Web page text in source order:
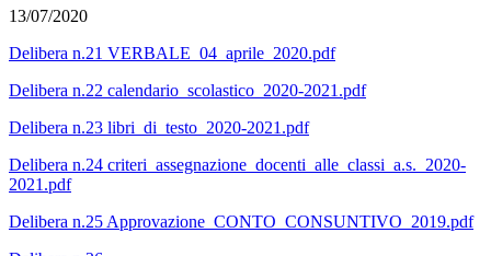
13/07/2020
Delibera n.21 VERBALE_04_aprile_2020.pdf
Delibera n.22 calendario_scolastico_2020-2021.pdf
Delibera n.23 libri_di_testo_2020-2021.pdf
Delibera n.24 criteri_assegnazione_docenti_alle_classi_a.s._2020-
2021.pdf
Delibera n.25 Approvazione_CONTO_CONSUNTIVO_2019.pdf